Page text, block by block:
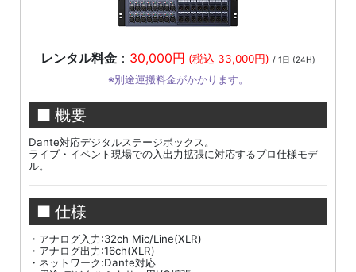
レンタル料金 ： 30,000円 (税込 33,000円) / 1日 (24H)
※別途運搬料金がかかります。
■ 概要
Dante対応デジタルステージボックス。
ライブ・イベント現場での入出力拡張に対応するプロ仕様モデ
ル。
■ 仕様
・アナログ入力:32ch Mic/Line(XLR)
・アナログ出力:16ch(XLR)
・ネットワーク:Dante対応